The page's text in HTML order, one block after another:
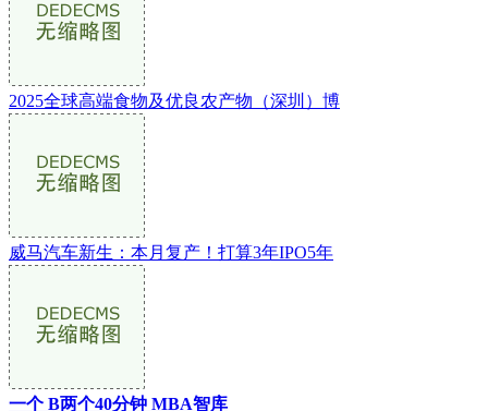
2025全球高端食物及优良农产物（深圳）博
威马汽车新生：本月复产！打算3年IPO5年
一个 B两个40分钟 MBA智库